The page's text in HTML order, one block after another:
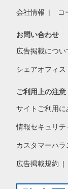
会社情報 コ
お問い合わせ
広告掲載につい
シェアオフィ
ご利用上の注意
サイトご利用に
情報セキュリテ
カスタマーハ
広告掲載規約